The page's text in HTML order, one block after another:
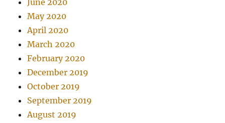
June 2020
May 2020
April 2020
March 2020
February 2020
December 2019
October 2019
September 2019
August 2019